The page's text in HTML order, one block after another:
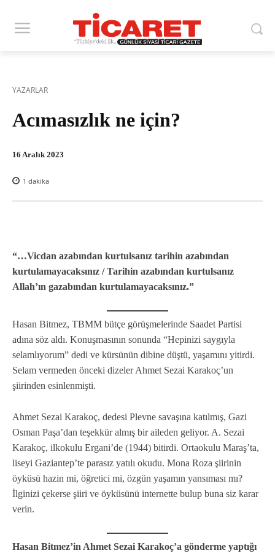
YAZARLAR
Acımasızlık ne için?
16 Aralık 2023
1 dakika
“…Vicdan azabından kurtulsanız tarihin azabından
kurtulamayacaksınız / Tarihin azabından kurtulsanız
Allah’ın gazabından kurtulamayacaksınız.”
Hasan Bitmez, TBMM bütçe görüşmelerinde Saadet Partisi
adına söz aldı. Konuşmasının sonunda “Hepinizi saygıyla
selamlıyorum” dedi ve kürsünün dibine düştü, yaşamını yitirdi.
Selam vermeden önceki dizeler Ahmet Sezai Karakoç’un
şiirinden esinlenmişti.
Ahmet Sezai Karakoç, dedesi Plevne savaşına katılmış, Gazi
Osman Paşa’dan teşekkür almış bir aileden geliyor. A. Sezai
Karakoç, ilkokulu Ergani’de (1944) bitirdi. Ortaokulu Maraş’ta,
liseyi Gaziantep’te parasız yatılı okudu. Mona Roza şiirinin
öyküsü hazin mi, öğretici mi, özgün yaşamın yansıması mı?
İlginizi çekerse şiiri ve öyküsünü internette bulup buna siz karar
verin.
Hasan Bitmez’in Ahmet Sezai Karakoç’a gönderme yaptığı